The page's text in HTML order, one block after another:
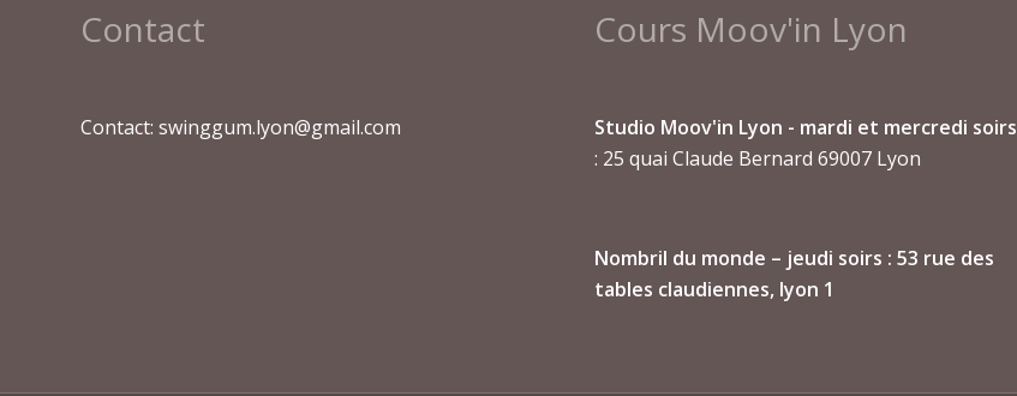
Contact
Contact: swinggum.lyon@gmail.com
Cours Moov'in Lyon
Studio Moov'in Lyon - mardi et mercredi soirs
: 25 quai Claude Bernard 69007 Lyon
Nombril du monde – jeudi soirs : 53 rue des
tables claudiennes, lyon 1